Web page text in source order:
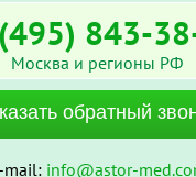
843-
Москва и регионы РФ
обратный
mail: info@astor-